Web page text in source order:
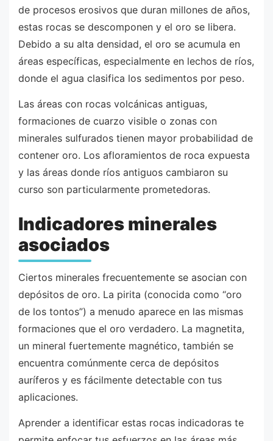
de procesos erosivos que duran millones de años,
estas rocas se descomponen y el oro se libera.
Debido a su alta densidad, el oro se acumula en
áreas específicas, especialmente en lechos de ríos,
donde el agua clasifica los sedimentos por peso.
Las áreas con rocas volcánicas antiguas,
formaciones de cuarzo visible o zonas con
minerales sulfurados tienen mayor probabilidad de
contener oro. Los afloramientos de roca expuesta
y las áreas donde ríos antiguos cambiaron su
curso son particularmente prometedoras.
Indicadores minerales
asociados
Ciertos minerales frecuentemente se asocian con
depósitos de oro. La pirita (conocida como “oro
de los tontos”) a menudo aparece en las mismas
formaciones que el oro verdadero. La magnetita,
un mineral fuertemente magnético, también se
encuentra comúnmente cerca de depósitos
auríferos y es fácilmente detectable con tus
aplicaciones.
Aprender a identificar estas rocas indicadoras te